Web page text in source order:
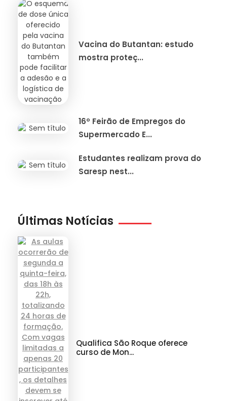
Vacina do Butantan: estudo
mostra proteç...
16º Feirão de Empregos do
Supermercado E...
Estudantes realizam prova do
Saresp nest...
Últimas Notícias
Qualifica São Roque oferece
curso de Mon...